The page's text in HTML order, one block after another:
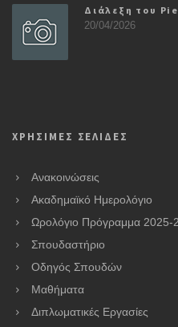
Διάλεξη του
20/04/2026
ΧΡΗΣΙΜΕΣ ΣΕΛΙΔΕΣ
Ανακοινώσεις
Ακαδημαϊκό Ημερολόγιο
Ωρολόγιο Πρόγραμμα 2025-
Σπουδαστήριο
Οδηγός Σπουδών
Μαθήματα
Διπλωματικές Εργασίες